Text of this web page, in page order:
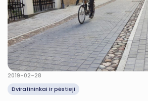
2019-02-28
Dviratininkai ir pėstieji